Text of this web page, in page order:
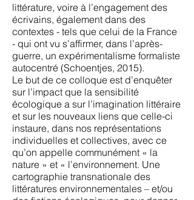
littérature, voire à l’engagement des
écrivains, également dans des
contextes - tels que celui de la France
- qui ont vu s’affirmer, dans l’après-
guerre, un expérimentalisme formaliste
autocentré (Schoentjes, 2015).
Le but de ce colloque est d’enquêter
sur l’impact que la sensibilité
écologique a sur l’imagination littéraire
et sur les nouveaux liens que celle-ci
instaure, dans nos représentations
individuelles et collectives, avec ce
qu’on appelle communément « la
nature » et « l’environnement. Une
cartographie transnationale des
littératures environnementales – et/ou